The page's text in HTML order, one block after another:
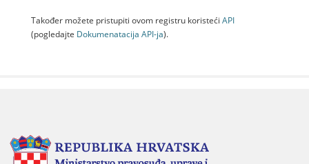
Također možete pristupiti ovom registru koristeći API
(pogledajte Dokumenаtаcijа API-jа).